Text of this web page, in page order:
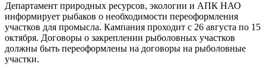
Департамент природных ресурсов, экологии и АПК НАО
информирует рыбаков о необходимости переоформления
участков для промысла. Кампания проходит с 26 августа по 15
октября. Договоры о закреплении рыболовных участков
должны быть переоформлены на договоры на рыболовные
участки.